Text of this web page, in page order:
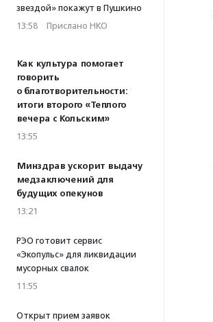
звездой» покажут в Пушкино
13:58 · Прислано НКО
Как культура помогает
говорить
о благотворительности:
итоги второго «Теплого
вечера с Кольским»
13:55
Минздрав ускорит выдачу
медзаключений для
будущих опекунов
13:21
РЭО готовит сервис
«Экопульс» для ликвидации
мусорных свалок
11:55
Открыт прием заявок